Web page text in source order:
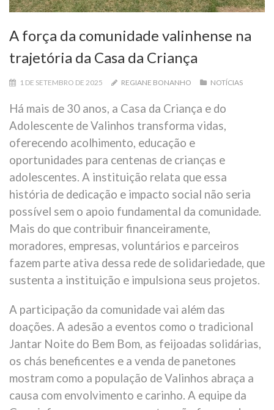
A força da comunidade valinhense na
trajetória da Casa da Criança
1 DE SETEMBRO DE 2025 REGIANE BONANHO NOTÍCIAS
Há mais de 30 anos, a Casa da Criança e do
Adolescente de Valinhos transforma vidas,
oferecendo acolhimento, educação e
oportunidades para centenas de crianças e
adolescentes. A instituição relata que essa
história de dedicação e impacto social não seria
possível sem o apoio fundamental da comunidade.
Mais do que contribuir financeiramente,
moradores, empresas, voluntários e parceiros
fazem parte ativa dessa rede de solidariedade, que
sustenta a instituição e impulsiona seus projetos.
A participação da comunidade vai além das
doações. A adesão a eventos como o tradicional
Jantar Noite do Bem Bom, as feijoadas solidárias,
os chás beneficentes e a venda de panetones
mostram como a população de Valinhos abraça a
causa com envolvimento e carinho. A equipe da